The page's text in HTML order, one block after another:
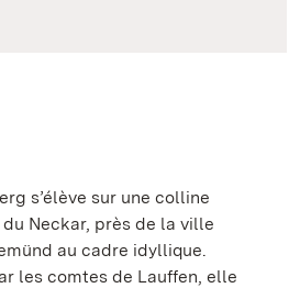
s’élève sur une colline
Neckar, près de la ville
au cadre idyllique.
les comtes de Lauffen, elle